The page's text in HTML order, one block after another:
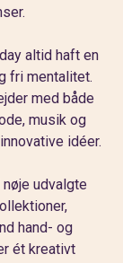
altid haft en
fri mentalitet.
med både
musik og
idéer.
udvalgte
hand- og
ét kreativt